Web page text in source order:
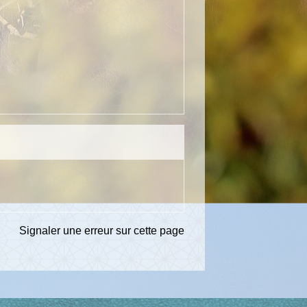
Signaler une erreur sur cette page